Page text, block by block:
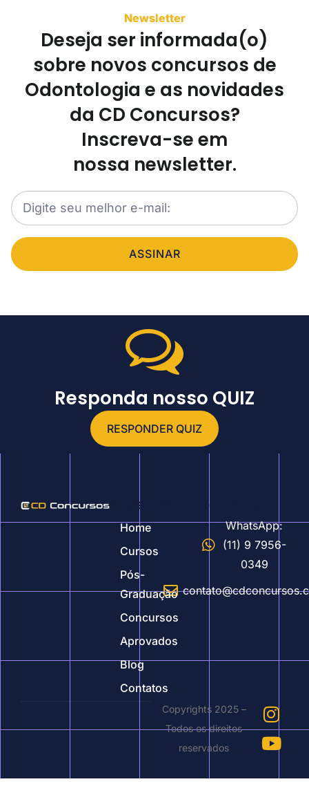
Newsletter
Deseja ser informada(o)
sobre novos concursos de
Odontologia e as novidades
da CD Concursos?
Inscreva-se em
nossa newsletter.
ASSINAR
Responda nosso QUIZ
RESPONDER QUIZ
Nosso site
Home
Cursos
Pós-
Graduação
Concursos
Aprovados
Blog
Contatos
Contatos
WhatsApp:
(11) 9 7956-
0349
Copyrights 2025 –
Todos os direitos
reservados